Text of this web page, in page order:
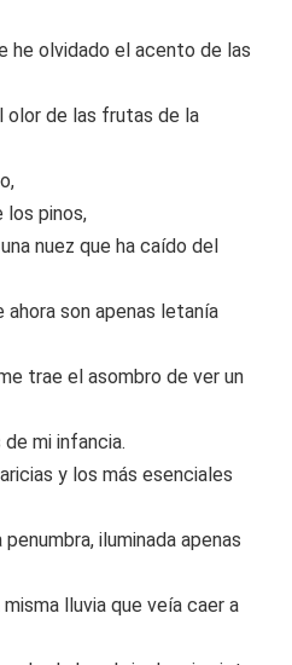
he olvidado el acento de las
olor de las frutas de la
pinos,
nuez que ha caído del
son apenas letanía
trae el asombro de ver un
mi infancia.
y los más esenciales
iluminada apenas
lluvia que veía caer a